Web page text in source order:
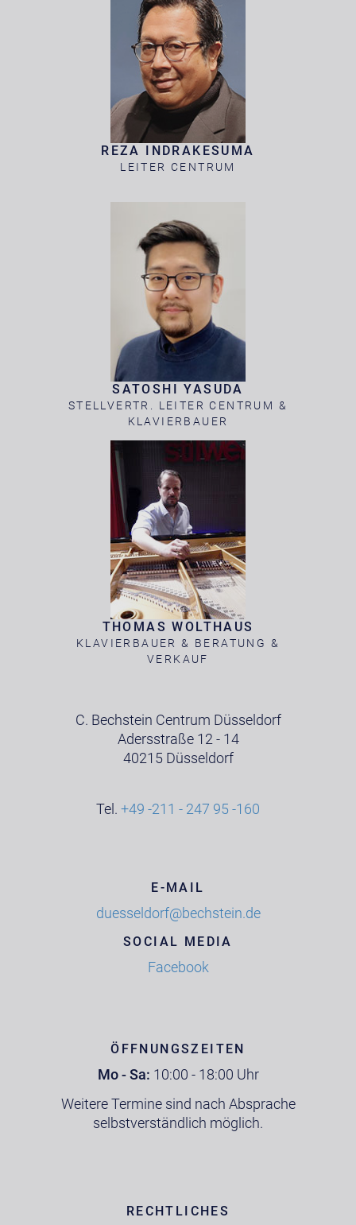
REZA INDRAKESUMA
LEITER CENTRUM
SATOSHI YASUDA
STELLVERTR. LEITER CENTRUM &
KLAVIERBAUER
THOMAS WOLTHAUS
KLAVIERBAUER & BERATUNG &
VERKAUF
C. Bechstein Centrum Düsseldorf
Adersstraße 12 - 14
40215 Düsseldorf
Tel. +49 -211 - 247 95 -160
E-MAIL
duesseldorf@bechstein.de
SOCIAL MEDIA
Facebook
ÖFFNUNGSZEITEN
Mo - Sa: 10:00 - 18:00 Uhr
Weitere Termine sind nach Absprache
selbstverständlich möglich.
RECHTLICHES